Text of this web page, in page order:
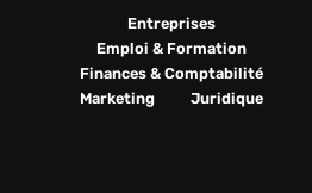
Entreprises
Emploi & Formation
Finances & Comptabilité
Marketing
Juridique